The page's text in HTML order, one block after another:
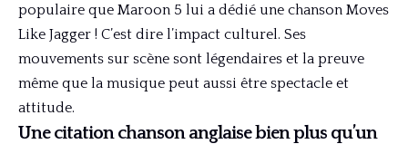
populaire que Maroon 5 lui a dédié une chanson Moves
Like Jagger ! C’est dire l’impact culturel. Ses
mouvements sur scène sont légendaires et la preuve
même que la musique peut aussi être spectacle et
attitude.
Une citation chanson anglaise bien plus qu’un